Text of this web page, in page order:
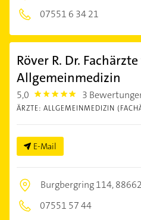
07551 6 34 21
Röver R. Dr.
Allgemeinmedizin
5,0 5.0 3
ÄRZTE: ALLGEMEINMEDIZIN
E-Mail
Burgbergring 114,
07551 57 44